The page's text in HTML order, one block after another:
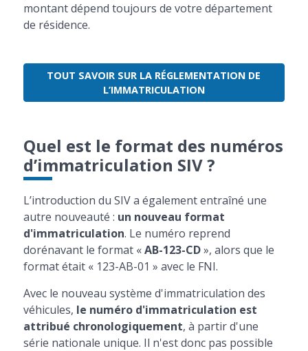
montant dépend toujours de votre département
de résidence.
TOUT SAVOIR SUR LA RÉGLEMENTATION DE
L’IMMATRICULATION
Quel est le format des numéros
d’immatriculation SIV ?
L’introduction du SIV a également entraîné une
autre nouveauté : un nouveau format
d'immatriculation. Le numéro reprend
dorénavant le format «AB-123-CD», alors que le
format était « 123-AB-01 » avec le FNI.
Avec le nouveau système d'immatriculation des
véhicules, le numéro d'immatriculation est
attribué chronologiquement, à partir d'une
série nationale unique. Il n'est donc pas possible